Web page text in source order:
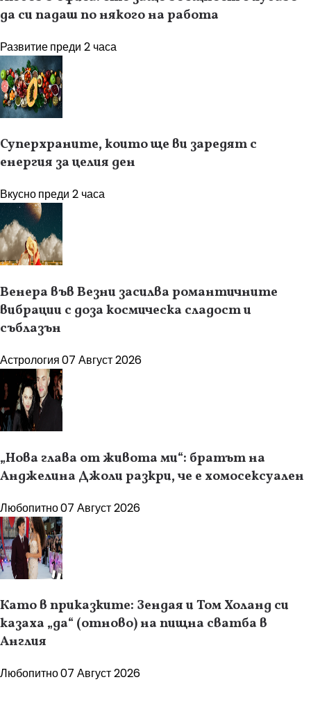
да си падаш по някого на работа
Развитиепреди 2 часа
Суперхраните, които ще ви заредят с
енергия за целия ден
Вкуснопреди 2 часа
Венера във Везни засилва романтичните
вибрации с доза космическа сладост и
съблазън
Астрология07 Август 2026
„Нова глава от живота ми“: братът на
Анджелина Джоли разкри, че е хомосексуален
Любопитно07 Август 2026
Като в приказките: Зендая и Том Холанд си
казаха „да“ (отново) на пищна сватба в
Англия
Любопитно07 Август 2026